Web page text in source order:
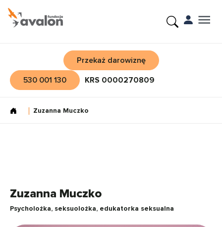
Przekaż darowiznę
530 001 130
KRS 0000270809
Zuzanna Muczko
Zuzanna Muczko
Psycholożka, seksuolożka, edukatorka seksualna